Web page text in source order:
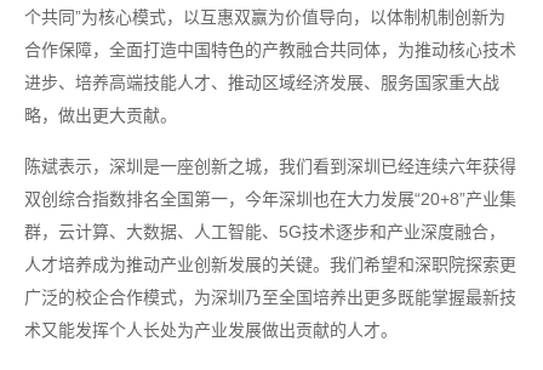
个共同”为核心模式，以互惠双赢为价值导向，以体制机制创新为
合作保障，全面打造中国特色的产教融合共同体，为推动核心技术
进步、培养高端技能人才、推动区域经济发展、服务国家重大战
略，做出更大贡献。
陈斌表示，深圳是一座创新之城，我们看到深圳已经连续六年获得
双创综合指数排名全国第一，今年深圳也在大力发展“20+8”产业集
群，云计算、大数据、人工智能、5G技术逐步和产业深度融合，
人才培养成为推动产业创新发展的关键。我们希望和深职院探索更
广泛的校企合作模式，为深圳乃至全国培养出更多既能掌握最新技
术又能发挥个人长处为产业发展做出贡献的人才。